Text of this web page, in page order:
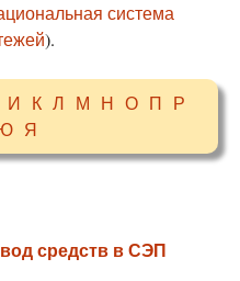
система
).
И К Л М Н О П Р
Я
средств в СЭП